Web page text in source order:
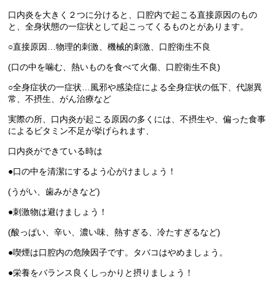
口内炎を大きく２つに分けると、口腔内で起こる直接原因のもの
と、全身状態の一症状として起こってくるものとがあります。
○直接原因…物理的刺激、機械的刺激、口腔衛生不良
(口の中を噛む、熱いものを食べて火傷、口腔衛生不良)
○全身症状の一症状…風邪や感染症による全身症状の低下、代謝異
常、不摂生、がん治療など
実際の所、口内炎が起こる原因の多くには、不摂生や、偏った食事
によるビタミン不足が挙げられます、
口内炎ができている時は
●口の中を清潔にするよう心がけましょう！
(うがい、歯みがきなど)
●刺激物は避けましょう！
(酸っぱい、辛い、濃い味、熱すぎる、冷たすぎるなど)
●喫煙は口腔内の危険因子です。タバコはやめましょう。
●栄養をバランス良くしっかりと摂りましょう！